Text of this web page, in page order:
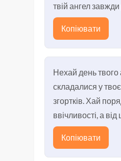
твій ангел
Копіювати
Нехай день твого
складалися у
згортків. Хай
ввічливості, а від
Копіювати